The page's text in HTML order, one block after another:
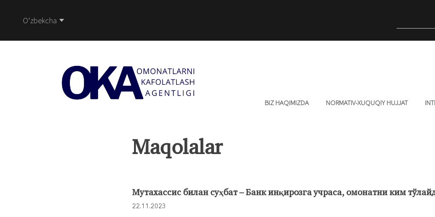
O’zbekcha
BIZ HAQIMIZDA NORMATIV-XUQUQIY HUJJAT
Maqolalar
Мутахассис билан суҳбат – Банк инқирозга учраса, омонатни ким
22.11.2023